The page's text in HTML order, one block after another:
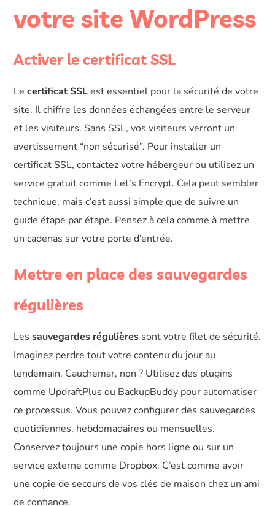
votre site WordPress
Activer le certificat SSL
Lecertificat SSLest essentiel pour la sécurité de votre
site. Il chiffre les données échangées entre le serveur
et les visiteurs. Sans SSL, vos visiteurs verront un
avertissement “non sécurisé”. Pour installer un
certificat SSL, contactez votre hébergeur ou utilisez un
service gratuit comme Let’s Encrypt. Cela peut sembler
technique, mais c’est aussi simple que de suivre un
guide étape par étape. Pensez à cela comme à mettre
un cadenas sur votre porte d’entrée.
Mettre en place des sauvegardes
régulières
Lessauvegardes régulières sont votre filet de sécurité.
Imaginez perdre tout votre contenu du jour au
lendemain. Cauchemar, non ? Utilisez des plugins
comme UpdraftPlus ou BackupBuddy pour automatiser
ce processus. Vous pouvez configurer des sauvegardes
quotidiennes, hebdomadaires ou mensuelles.
Conservez toujours une copie hors ligne ou sur un
service externe comme Dropbox. C’est comme avoir
une copie de secours de vos clés de maison chez un ami
de confiance.